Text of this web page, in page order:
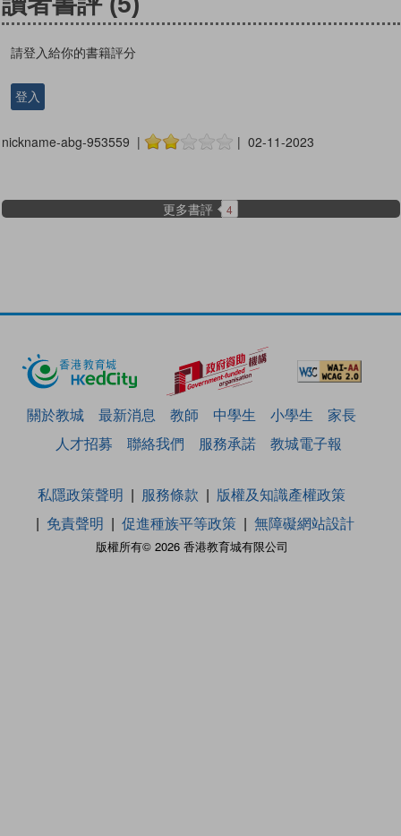
請登入給你的書籍評分
登入
nickname-abg-953559 | | 02-11-2023
更多書評 4
關於教城 最新消息 教師 中學生 小學生
家長
人才招募
聯絡我們 服務承諾 教城電子報
版權所有© 2026 香港教育城有限公司
私隱政策聲明 服務條款
版權及知識產權政策
免責聲明
促進種族平等政策 無障礙網站設計